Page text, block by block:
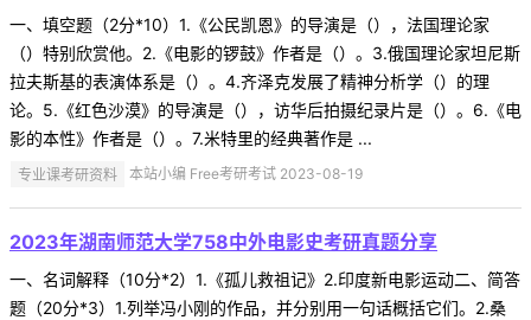
一、填空题（2分*10）1.《公民凯恩》的导演是（），法国理论家
（）特别欣赏他。2.《电影的锣鼓》作者是（）。3.俄国理论家坦尼斯
拉夫斯基的表演体系是（）。4.齐泽克发展了精神分析学（）的理
论。5.《红色沙漠》的导演是（），访华后拍摄纪录片是（）。6.《电
影的本性》作者是（）。7.米特里的经典著作是 ...
专业课考研资料 本站小编 Free考研考试 2023-08-19
2023年湖南师范大学758中外电影史考研真题分享
一、名词解释（10分*2）1.《孤儿救祖记》2.印度新电影运动二、简答
题（20分*3）1.列举冯小刚的作品，并分别用一句话概括它们。2.桑